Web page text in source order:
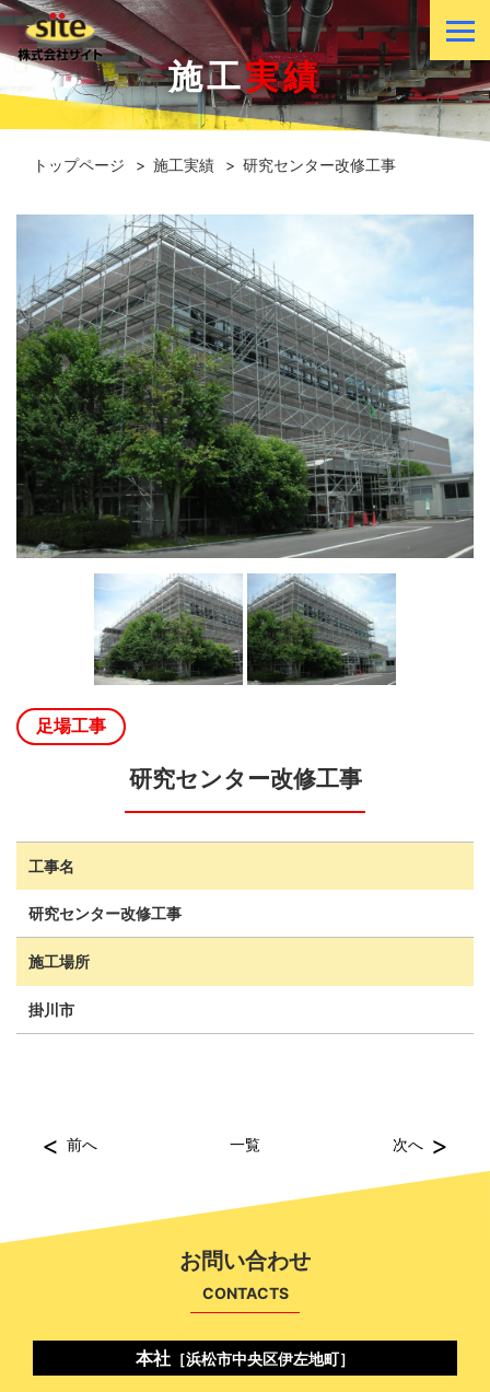
施工実績
トップページ 施工実績 研究センター改修工事
足場工事
研究センター改修工事
工事名
研究センター改修工事
施工場所
掛川市
< 前へ 一覧 次へ >
お問い合わせ
CONTACTS
本社 ［浜松市中央区伊左地町］